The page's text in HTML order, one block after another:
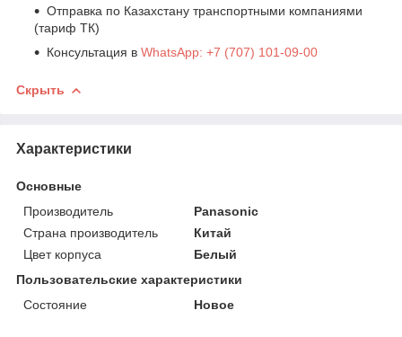
Отправка по Казахстану транспортными компаниями
(тариф ТК)
Консультация в WhatsApp: +7 (707) 101-09-00
Скрыть
Характеристики
Основные
Производитель
Panasonic
Страна производитель
Китай
Цвет корпуса
Белый
Пользовательские характеристики
Состояние
Новое